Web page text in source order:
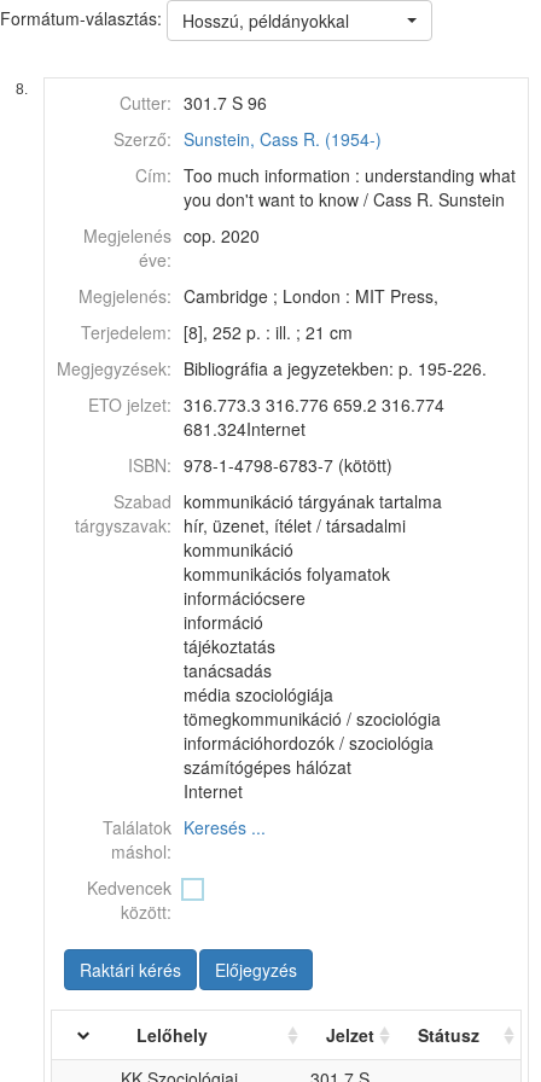
Formátum-választás: Hosszú, példányokkal
8.
Cutter: 301.7 S 96
Szerző: Sunstein, Cass R. (1954-)
Cím: Too much information : understanding what
you don't want to know / Cass R. Sunstein
Megjelenés
éve:
cop. 2020
Megjelenés: Cambridge ; London : MIT Press,
Terjedelem: [8], 252 p. : ill. ; 21 cm
Megjegyzések: Bibliográfia a jegyzetekben: p. 195-226.
ETO jelzet: 316.773.3 316.776 659.2 316.774
681.324Internet
ISBN: 978-1-4798-6783-7 (kötött)
Szabad
tárgyszavak:
kommunikáció tárgyának tartalma
hír, üzenet, ítélet / társadalmi
kommunikáció
kommunikációs folyamatok
információcsere
információ
tájékoztatás
tanácsadás
média szociológiája
tömegkommunikáció / szociológia
információhordozók / szociológia
számítógépes hálózat
Internet
Találatok
máshol:
Keresés ...
Kedvencek
között:
Raktári kérés Előjegyzés
Lelőhely Jelzet Státusz